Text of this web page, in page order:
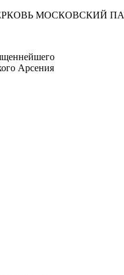
МОСКОВСКИЙ
Арсения